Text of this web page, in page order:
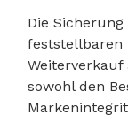
Die
feststellbaren
sowohl den